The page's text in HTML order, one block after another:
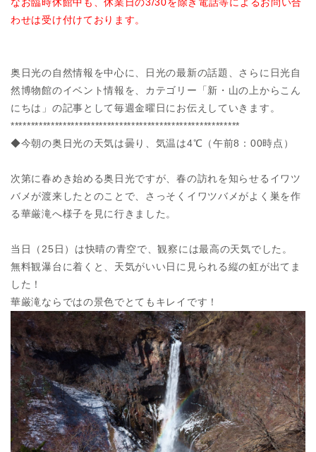
わせは受け付けております。
奥日光の自然情報を中心に、日光の最新の話題、さらに日光自
然博物館のイベント情報を、カテゴリー「新・山の上からこん
にちは」の記事として毎週金曜日にお伝えしていきます。
*********************************************************
◆今朝の奥日光の天気は曇り、気温は4℃（午前8：00時点）
次第に春めき始める奥日光ですが、春の訪れを知らせるイワツ
バメが渡来したとのことで、さっそくイワツバメがよく巣を作
る華厳滝へ様子を見に行きました。
当日（25日）は快晴の青空で、観察には最高の天気でした。
無料観瀑台に着くと、天気がいい日に見られる縦の虹が出てま
した！
華厳滝ならではの景色でとてもキレイです！